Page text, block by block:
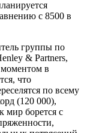
с 8500 в
группы по
& Partners,
моментом в
что
по всему
(120 000),
мир борется с